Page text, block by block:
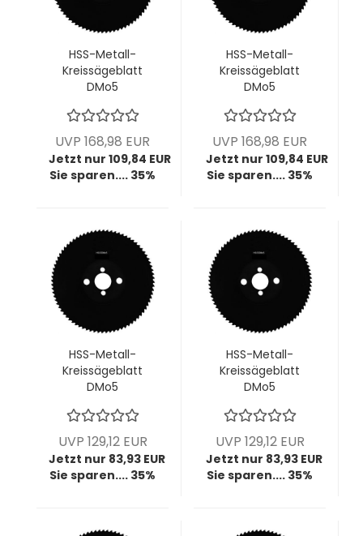
HSS-Metall-
Kreissägeblatt
DMo5
225x1,6x32 mm,
z120, HZ T6, VPE = 1
Stück
UVP 168,98 EUR
Jetzt nur 109,84 EUR
Sie sparen.... 35%
HSS-Metall-
Kreissägeblatt
DMo5
225x1,6x32 mm,
z180, BW T4, VPE = 1
Stück
UVP 168,98 EUR
Jetzt nur 109,84 EUR
Sie sparen.... 35%
HSS-Metall-
Kreissägeblatt
DMo5
225x2,0x32 mm,
z90, HZ T8, VPE = 1
Stück
UVP 129,12 EUR
Jetzt nur 83,93 EUR
Sie sparen.... 35%
HSS-Metall-
Kreissägeblatt
DMo5
225x2,0x32 mm,
z180, BW T4, VPE = 1
Stück
UVP 129,12 EUR
Jetzt nur 83,93 EUR
Sie sparen.... 35%